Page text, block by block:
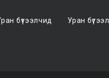
бүтээлчид Уран бүтээл